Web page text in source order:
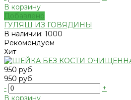
В корзину
Добавлено
ГУЛЯШ ИЗ ГОВЯДИНЫ
В наличии: 1000
Рекомендуем
Хит
950 руб.
950 руб.
-
+
В корзину